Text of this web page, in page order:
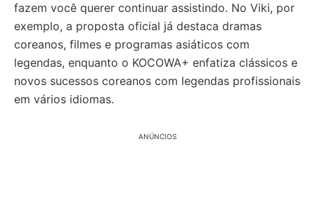
fazem você querer continuar assistindo. No Viki, por
exemplo, a proposta oficial já destaca dramas
coreanos, filmes e programas asiáticos com
legendas, enquanto o KOCOWA+ enfatiza clássicos e
novos sucessos coreanos com legendas profissionais
em vários idiomas.
ANÚNCIOS